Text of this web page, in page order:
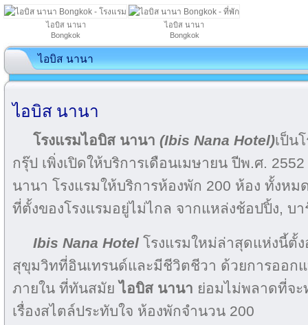
ไอบิส นานา
Bongkok
ไอบิส นานา
Bongkok
ไอบิส นานา
ไอบิส นานา
โรงแรมไอบิส นานา (Ibis Nana Hotel)เป็น
กรุ๊ป เพิ่งเปิดให้บริการเดือนเมษายน ปีพ.ศ.
นานา โรงแรมให้บริการห้องพัก 200 ห้อง ทั้งห
ที่ตั้งของโรงแรมอยู่ไม่ไกล จากแหล่งช้อปปิ้ง, บ
Ibis Nana Hotel โรงแรมใหม่ล่าสุดแห่งนี้ตั้ง
สุขุมวิทที่อินเทรนด์และมีชีวิตชีวา ด้วยการออก
ภายใน ที่ทันสมัยไอบิส นานา ย่อมไม่พลาดที่จ
เรื่องสไตล์ประทับใจ ห้องพักจำนวน 200